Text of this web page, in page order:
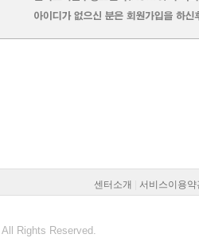
센터소개 서비스이용약
All Rights Reserved.